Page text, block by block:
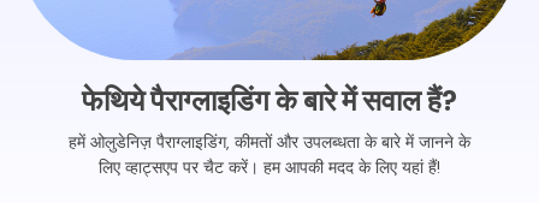
फेथिये पैराग्लाइडिंग के बारे में सवाल हैं?
हमें ओलुडेनिज़ पैराग्लाइडिंग, कीमतों और उपलब्धता के बारे में जानने के
लिए व्हाट्सएप पर चैट करें। हम आपकी मदद के लिए यहां हैं!